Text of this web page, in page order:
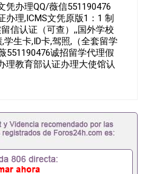
,,国
凭办理QQ/薇信551190476
理,ICMS文凭原版1：1 制
信认证（可查）,,国外学校
学生卡,ID卡,驾照,（全套留学
551190476诚招留学代理假
理教育部认证办理大使馆认
录取通知书办理学位证书
速办理材料： 1、毕业证
明+教育部认证,录取通知
国必备证明材料，给父母及
卡等留学相关材料（申请学
签都可以用到）。 注：上述